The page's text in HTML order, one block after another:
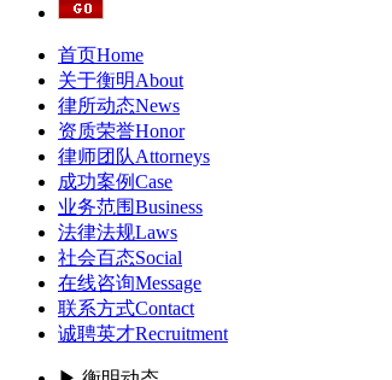
首页Home
关于衡明About
律所动态News
资质荣誉Honor
律师团队Attorneys
成功案例Case
业务范围Business
法律法规Laws
社会百态Social
在线咨询Message
联系方式Contact
诚聘英才Recruitment